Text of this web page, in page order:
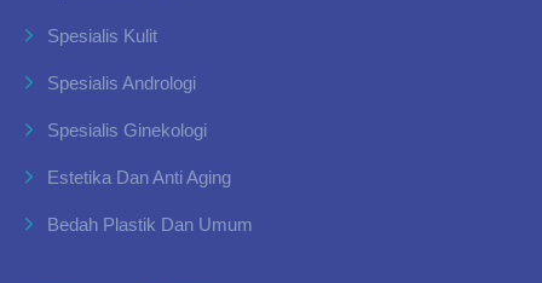
Spesialis Kulit
Spesialis Andrologi
Spesialis Ginekologi
Estetika Dan Anti Aging
Bedah Plastik Dan Umum